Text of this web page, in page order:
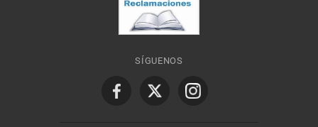
SÍGUENOS